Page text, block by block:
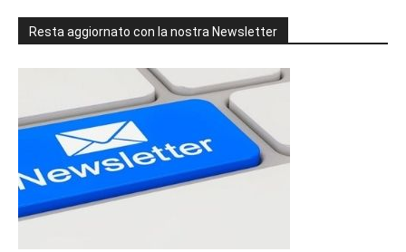
Resta aggiornato con la nostra Newsletter